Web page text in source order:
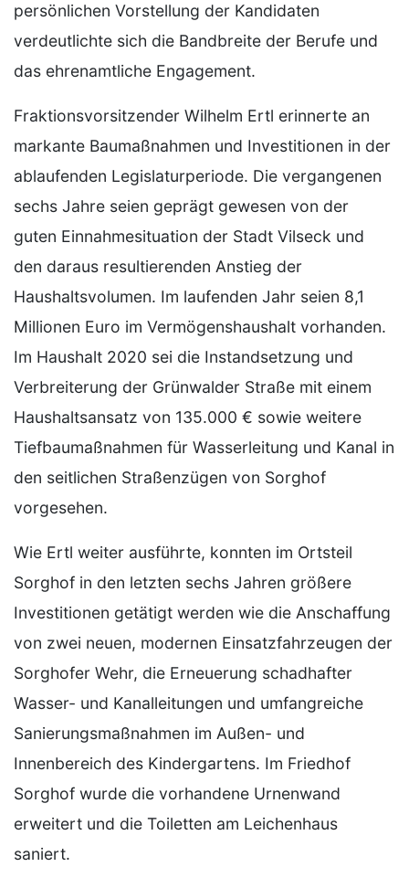
persönlichen Vorstellung der Kandidaten
verdeutlichte sich die Bandbreite der Berufe und
das ehrenamtliche Engagement.
Fraktionsvorsitzender Wilhelm Ertl erinnerte an
markante Baumaßnahmen und Investitionen in der
ablaufenden Legislaturperiode. Die vergangenen
sechs Jahre seien geprägt gewesen von der
guten Einnahmesituation der Stadt Vilseck und
den daraus resultierenden Anstieg der
Haushaltsvolumen. Im laufenden Jahr seien 8,1
Millionen Euro im Vermögenshaushalt vorhanden.
Im Haushalt 2020 sei die Instandsetzung und
Verbreiterung der Grünwalder Straße mit einem
Haushaltsansatz von 135.000 € sowie weitere
Tiefbaumaßnahmen für Wasserleitung und Kanal in
den seitlichen Straßenzügen von Sorghof
vorgesehen.
Wie Ertl weiter ausführte, konnten im Ortsteil
Sorghof in den letzten sechs Jahren größere
Investitionen getätigt werden wie die Anschaffung
von zwei neuen, modernen Einsatzfahrzeugen der
Sorghofer Wehr, die Erneuerung schadhafter
Wasser- und Kanalleitungen und umfangreiche
Sanierungsmaßnahmen im Außen- und
Innenbereich des Kindergartens. Im Friedhof
Sorghof wurde die vorhandene Urnenwand
erweitert und die Toiletten am Leichenhaus
saniert.